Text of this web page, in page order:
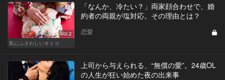
Vol.2
私にふさわしいオトコ
「なんか、冷たい？」両家顔合わせで、婚
約者の両親が塩対応。その理由とは？
恋愛
上司から与えられる、“無償の愛”。24歳OL
の人生が狂い始めた夜の出来事